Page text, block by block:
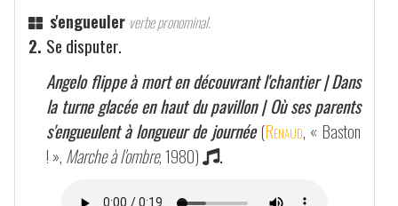
s'engueuler verbe pronominal.
2. Se disputer.
Angelo flippe à mort en découvrant l'chantier | Dans
la turne glacée en haut du pavillon | Où ses parents
s'engueulent à longueur de journée (Renaud, « Baston
! », Marche à l'ombre, 1980) .